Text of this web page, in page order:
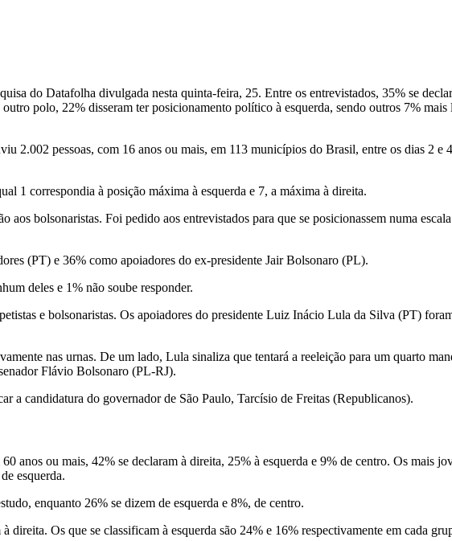
do Datafolha divulgada nesta quinta-feira, 25. Entre os entrevistados, 35% se
polo, 22% disseram ter posicionamento político à esquerda, sendo outros 7%
2.002 pessoas, com 16 anos ou mais, em 113 municípios do Brasil, entre os dias 2 e
1 correspondia à posição máxima à esquerda e 7, a máxima à direita.
aos bolsonaristas. Foi pedido aos entrevistados para que se posicionassem numa
(PT) e 36% como apoiadores do ex-presidente Jair Bolsonaro (PL).
deles e 1% não soube responder.
e bolsonaristas. Os apoiadores do presidente Luiz Inácio Lula da Silva (PT)
nas urnas. De um lado, Lula sinaliza que tentará a reeleição para um quarto
Flávio Bolsonaro (PL-RJ).
a candidatura do governador de São Paulo, Tarcísio de Freitas (Republicanos).
anos ou mais, 42% se declaram à direita, 25% à esquerda e 9% de centro. Os mais
esquerda.
enquanto 26% se dizem de esquerda e 8%, de centro.
Os que se classificam à esquerda são 24% e 16% respectivamente em cada